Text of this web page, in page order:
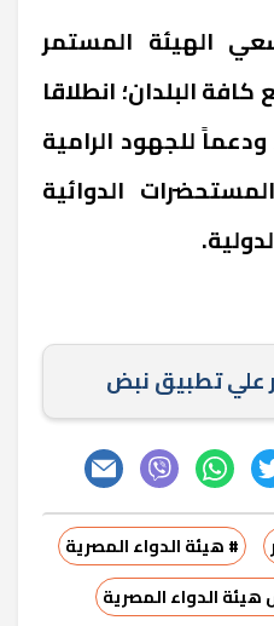
الهيئة المستمر
البلدان؛ انطلاقا
للجهود الرامية
الدوائية
علي تطبيق نبض
# هيئة الدواء المصرية
الدواء المصرية